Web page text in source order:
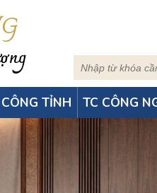
TỈNH TC CÔNG